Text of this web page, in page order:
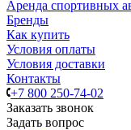
Аренда спортивных
Бренды
Как купить
Условия оплаты
Условия доставки
Контакты
+7 800 250-74-02
Заказать звонок
Задать вопрос